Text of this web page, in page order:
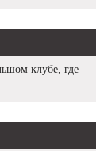
клубе, где